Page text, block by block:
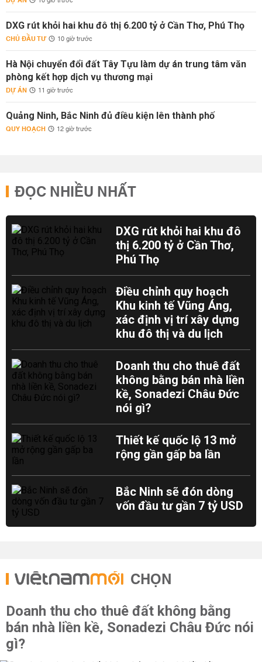
DXG rút khỏi hai khu đô thị 6.200 tỷ ở Cần Thơ, Phú Thọ
CHỦ ĐẦU TƯ 10 giờ trước
Hà Nội chuyển đổi đất Tây Tựu làm dự án trung tâm văn
phòng kết hợp dịch vụ thương mại
DỰ ÁN 11 giờ trước
Quảng Ninh, Bắc Ninh đủ điều kiện lên thành phố
QUY HOẠCH 12 giờ trước
ĐỌC NHIỀU NHẤT
DXG rút khỏi hai khu đô
thị 6.200 tỷ ở Cần Thơ,
Phú Thọ
Điều chỉnh quy hoạch
Khu kinh tế Vũng Áng,
xác định vị trí xây dựng
khu đô thị và du lịch
Doanh thu cho thuê đất
không bằng bán nhà liền
kề, Sonadezi Châu Đức
nói gì?
Thiết kế quốc lộ 13 mở
rộng gần gấp ba lần
Bắc Ninh sẽ đón dòng
vốn đầu tư gần 7 tỷ USD
CHỌN
Doanh thu cho thuê đất không bằng
bán nhà liền kề, Sonadezi Châu Đức nói
gì?